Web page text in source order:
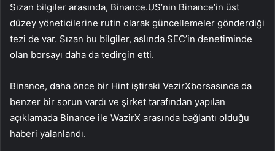
Sızan bilgiler arasında, Binance.US’nin Binance’in üst
düzey yöneticilerine rutin olarak güncellemeler gönderdiği
tezi de var. Sızan bu bilgiler, aslında SEC’in denetiminde
olan borsayı daha da tedirgin etti.
Binance, daha önce bir Hint iştiraki VezirXborsasında da
benzer bir sorun vardı ve şirket tarafından yapılan
açıklamada Binance ile WazirX arasında bağlantı olduğu
haberi yalanlandı.